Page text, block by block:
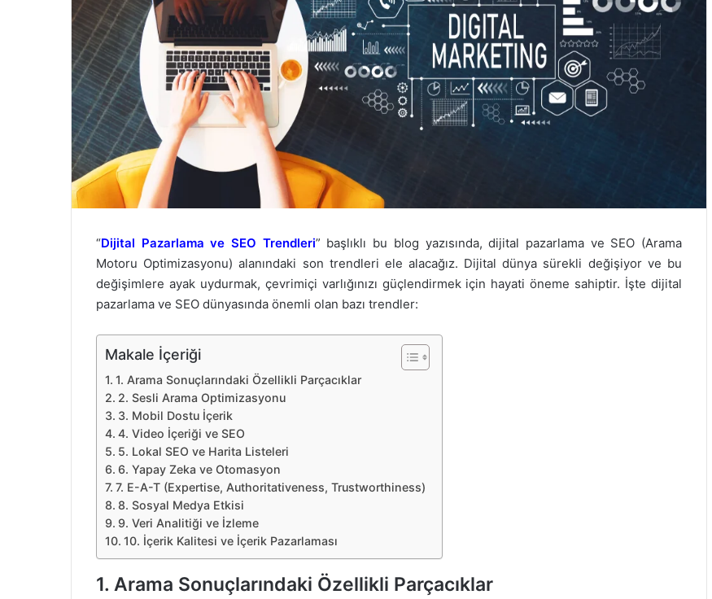
“Dijital Pazarlama ve SEO Trendleri” başlıklı bu blog yazısında, dijital pazarlama ve SEO (Arama
Motoru Optimizasyonu) alanındaki son trendleri ele alacağız. Dijital dünya sürekli değişiyor ve bu
değişimlere ayak uydurmak, çevrimiçi varlığınızı güçlendirmek için hayati öneme sahiptir. İşte dijital
pazarlama ve SEO dünyasında önemli olan bazı trendler:
Makale İçeriği
1. Arama Sonuçlarındaki Özellikli Parçacıklar
2. Sesli Arama Optimizasyonu
3. Mobil Dostu İçerik
4. Video İçeriği ve SEO
5. Lokal SEO ve Harita Listeleri
6. Yapay Zeka ve Otomasyon
7. E-A-T (Expertise, Authoritativeness, Trustworthiness)
8. Sosyal Medya Etkisi
9. Veri Analitiği ve İzleme
10. İçerik Kalitesi ve İçerik Pazarlaması
1. Arama Sonuçlarındaki Özellikli Parçacıklar